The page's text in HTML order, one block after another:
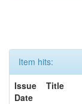
Item hits:
Issue
Date
Title